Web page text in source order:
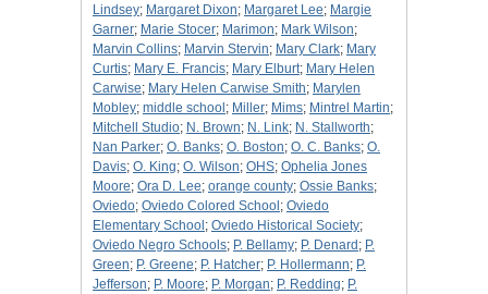
Lindsey; Margaret Dixon; Margaret Lee; Margie
Garner; Marie Stocer; Marimon; Mark Wilson;
Marvin Collins; Marvin Stervin; Mary Clark; Mary
Curtis; Mary E. Francis; Mary Elburt; Mary Helen
Carwise; Mary Helen Carwise Smith; Marylen
Mobley; middle school ; Miller; Mims; Mintrel Martin;
Mitchell Studio; N. Brown; N. Link; N. Stallworth;
Nan Parker; O. Banks; O. Boston; O. C. Banks; O.
Davis; O. King; O. Wilson; OHS; Ophelia Jones
Moore; Ora D. Lee; orange county; Ossie Banks;
Oviedo; Oviedo Colored School ; Oviedo
Elementary School ; Oviedo Historical Society;
Oviedo Negro Schools; P. Bellamy; P. Denard ; P.
Green; P. Greene; P. Hatcher; P. Hollermann; P.
Jefferson; P. Moore; P. Morgan; P. Redding; P.